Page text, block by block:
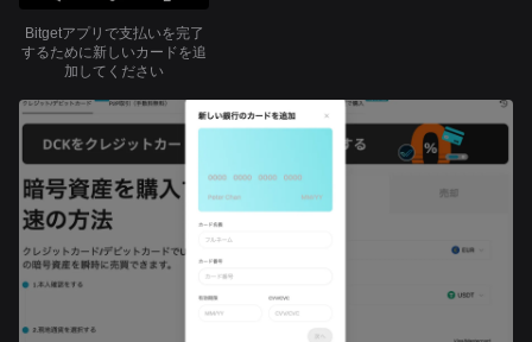
Bitgetアプリで支払いを完了
するために新しいカードを追
加してください